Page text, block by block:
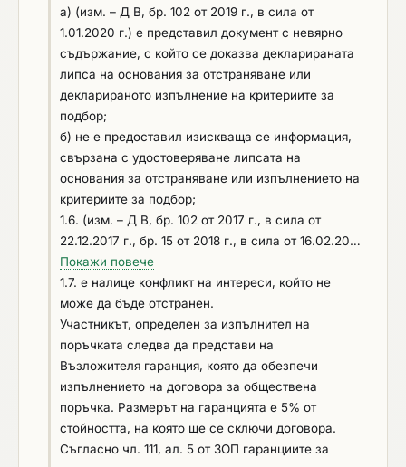
а) (изм. – Д В, бр. 102 от 2019 г., в сила от
1.01.2020 г.) е представил документ с невярно
съдържание, с който се доказва декларираната
липса на основания за отстраняване или
декларираното изпълнение на критериите за
подбор;
б) не е предоставил изискваща се информация,
свързана с удостоверяване липсата на
основания за отстраняване или изпълнението на
критериите за подбор;
1.6. (изм. – Д В, бр. 102 от 2017 г., в сила от
22.12.2017 г., бр. 15 от 2018 г., в сила от 16.02.2018
г., доп., бр. 24 от 2018 г., в сила от 23.05.2018 г.)
е установено с влязло в сила наказателно
постановление или съдебно решение,
нарушение на чл. 61, ал. 1, чл. 62, ал. 1 или 3, чл.
63, ал. 1 или 2, чл. 118, чл.128, чл. 228, ал. 3, чл.
245 и чл. 301 – 305 от Кодекса на труда или чл.
13, ал. 1 от Закона за трудовата миграция и
трудовата мобилност или аналогични
задължения,установени с акт на компетентен
орган, съгласно законодателството на
Покажи повече
1.7. е налице конфликт на интереси, който не
може да бъде отстранен.
Участникът, определен за изпълнител на
поръчката следва да представи на
Възложителя гаранция, която да обезпечи
изпълнението на договора за обществена
поръчка. Размерът на гаранцията е 5% от
стойността, на която ще се сключи договора.
Съгласно чл. 111, ал. 5 от ЗОП гаранциите за